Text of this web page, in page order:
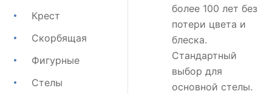
Крест
Скорбящая
Фигурные
Стелы
более 100 лет без
потери цвета и
блеска.
Стандартный
выбор для
основной стелы.